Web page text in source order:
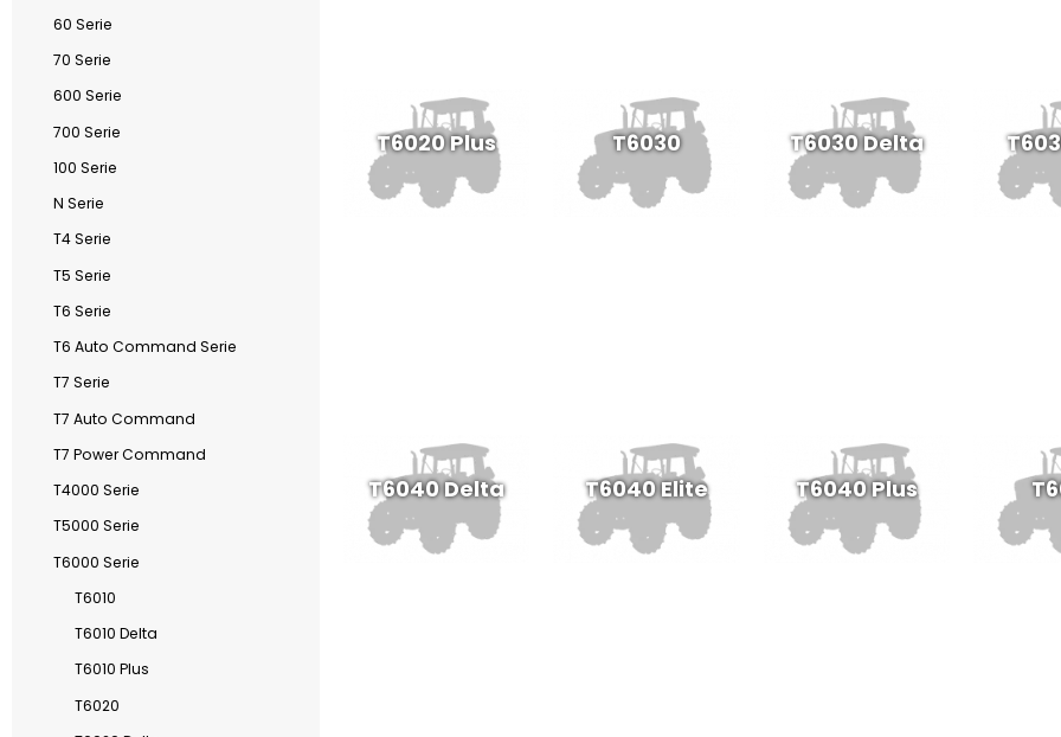
60 Serie
70 Serie
600 Serie
700 Serie
100 Serie
N Serie
T4 Serie
T5 Serie
T6 Serie
T6 Auto Command Serie
T7 Serie
T7 Auto Command
T7 Power Command
T4000 Serie
T5000 Serie
T6000 Serie
T6010
T6010 Delta
T6010 Plus
T6020
T6020 Plus T6030 T6030 Delta
T6040 Delta T6040 Elite T6040 Plus